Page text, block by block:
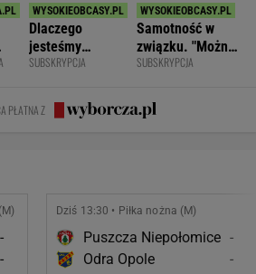
Dlaczego
jesteśmy
permanentnie
same grzechy
główne"
SUBSKRYPCJA
Samotność w
związku. "Można
być kochaną i
się samotną"
SUBSKRYPCJA
PŁATNA Z
-
-
Dziś 13:30 • Piłka nożna (M)
Puszcza Niepołomice -
Odra Opole
-